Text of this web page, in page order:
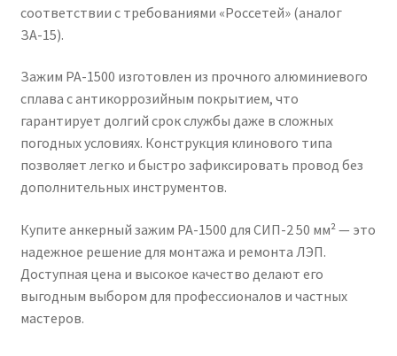
соответствии с требованиями «Россетей» (аналог
ЗА-15).
Зажим PA-1500 изготовлен из прочного алюминиевого
сплава с антикоррозийным покрытием, что
гарантирует долгий срок службы даже в сложных
погодных условиях. Конструкция клинового типа
позволяет легко и быстро зафиксировать провод без
дополнительных инструментов.
Купите анкерный зажим PA-1500 для СИП-2 50 мм² — это
надежное решение для монтажа и ремонта ЛЭП.
Доступная цена и высокое качество делают его
выгодным выбором для профессионалов и частных
мастеров.